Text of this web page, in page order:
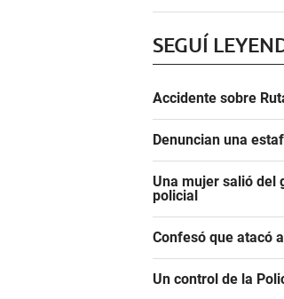
SEGUÍ
Accidente sobre
Denuncian una
Una mujer salió del
policial
Confesó que atacó
Un control de la